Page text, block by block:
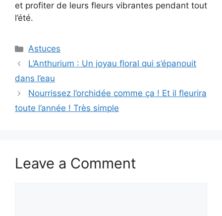
et profiter de leurs fleurs vibrantes pendant tout
l’été.
Categories
Astuces
L’Anthurium : Un joyau floral qui s’épanouit
dans l’eau
Nourrissez l’orchidée comme ça ! Et il fleurira
toute l’année ! Très simple
Leave a Comment